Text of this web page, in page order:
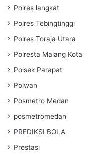
Polres langkat
Polres Tebingtinggi
Polres Toraja Utara
Polresta Malang Kota
Polsek Parapat
Polwan
Posmetro Medan
posmetromedan
PREDIKSI BOLA
Prestasi